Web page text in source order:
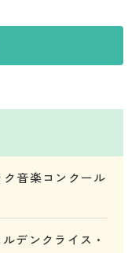
音楽コンクール
デンクライス・